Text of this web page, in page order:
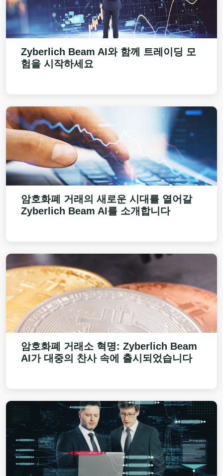
Zyberlich Beam AI와 함께 트레이딩 모
험을 시작하세요
암호화폐 거래의 새로운 시대를 열어갈
Zyberlich Beam AI를 소개합니다
암호화폐 거래소 혁명: Zyberlich Beam
AI가 대중의 찬사 속에 출시되었습니다